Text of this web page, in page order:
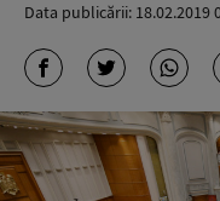
Data publicării: 18.02.2019